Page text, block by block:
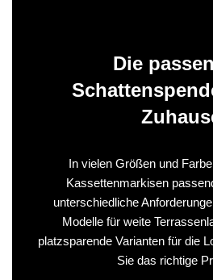
Die
In vielen Größen und
Kassettenmarkisen
unterschiedliche
Modelle für weite
platzsparende Varianten für die
Sie das richtige